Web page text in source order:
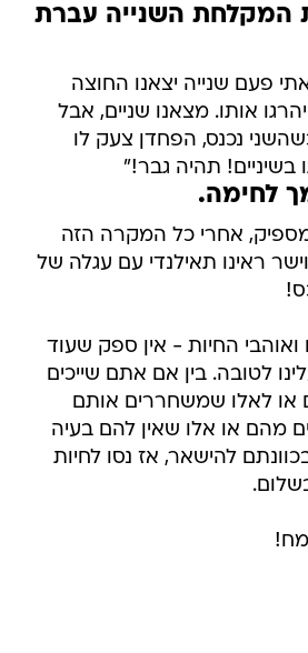
המקלחת השנייה עברת
פעם שנייה יצאנו החוצה
אותו. מצאנו שניים, אבל
נכנס, הפחדן צעק לו
תהיה גבר!"
לחימה.
אחרי כל המקרה הזה
ראינו תאילנדי עם עגלה של
ואוהבי החיות - אין ספק שעוד
לטובה. בין אם אתם שייכים
או לאלו שמשחררים אותם
מהם או אלו שאין להם בעיה
להישאר, אז נסו לחיות